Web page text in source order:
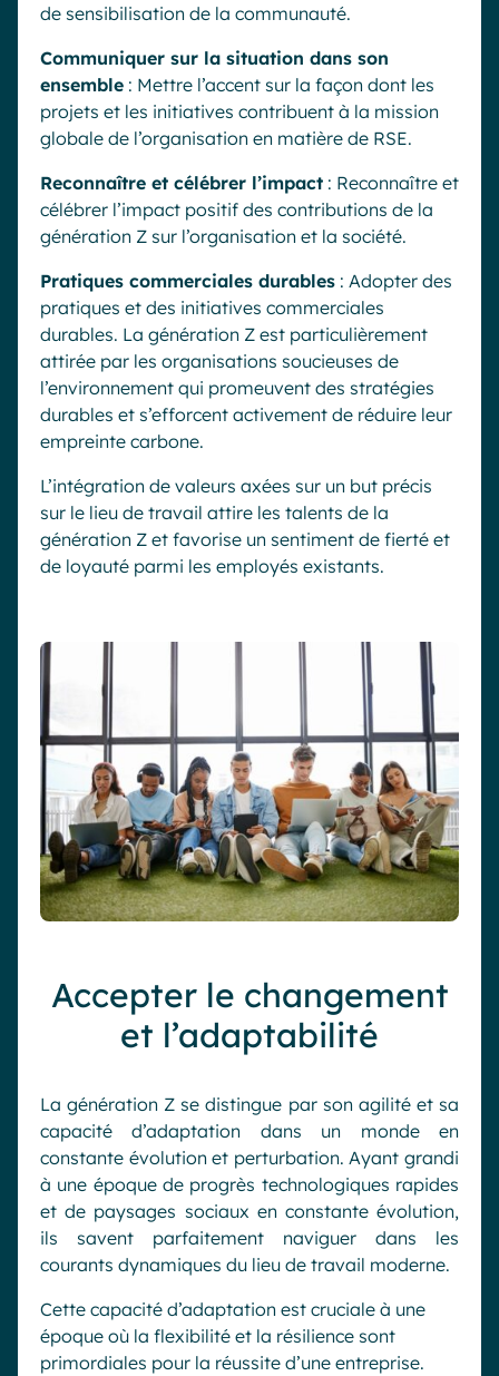
de sensibilisation de la communauté.
Communiquer sur la situation dans son
ensemble : Mettre l’accent sur la façon dont les
projets et les initiatives contribuent à la mission
globale de l’organisation en matière de RSE.
Reconnaître et célébrer l’impact : Reconnaître et
célébrer l’impact positif des contributions de la
génération Z sur l’organisation et la société.
Pratiques commerciales durables : Adopter des
pratiques et des initiatives commerciales
durables. La génération Z est particulièrement
attirée par les organisations soucieuses de
l’environnement qui promeuvent des stratégies
durables et s’efforcent activement de réduire leur
empreinte carbone.
L’intégration de valeurs axées sur un but précis
sur le lieu de travail attire les talents de la
génération Z et favorise un sentiment de fierté et
de loyauté parmi les employés existants.
Accepter le changement
et l’adaptabilité
La génération Z se distingue par son agilité et sa
capacité d’adaptation dans un monde en
constante évolution et perturbation. Ayant grandi
à une époque de progrès technologiques rapides
et de paysages sociaux en constante évolution,
ils savent parfaitement naviguer dans les
courants dynamiques du lieu de travail moderne.
Cette capacité d’adaptation est cruciale à une
époque où la flexibilité et la résilience sont
primordiales pour la réussite d’une entreprise.